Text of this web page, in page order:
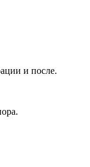
и после.